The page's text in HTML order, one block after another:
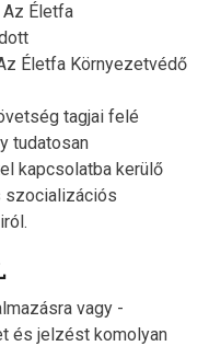
Életfa
Életfa Környezetvédő
tagjai felé
tudatosan
kapcsolatba kerülő
szocializációs
vagy -
és jelzést komolyan